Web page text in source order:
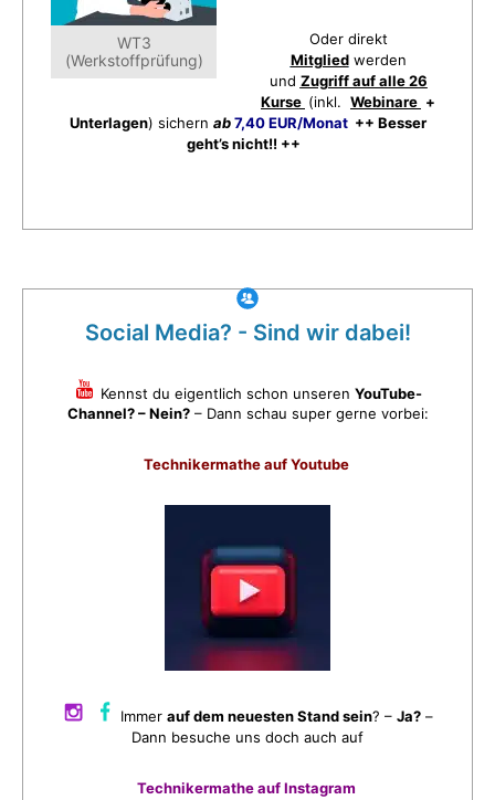
WT3
(Werkstoffprüfung)
Oder direkt
Mitgliedwerden
und Zugriff auf alle 26
Kurse (inkl. Webinare +
Unterlagen) sichern ab7,40 EUR/Monat++ Besser
geht’s nicht!! ++
Social Media? - Sind wir dabei!
Kennst du eigentlich schon unseren YouTube-
Channel? – Nein?– Dann schau super gerne vorbei:
Technikermathe auf Youtube
Immerauf dem neuesten Stand sein? –Ja? –
Dann besuche uns doch auch auf
Technikermathe auf Instagram